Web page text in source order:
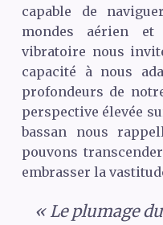
capable de
mondes aérien et
vibratoire nous
capacité à nous
profondeurs de
perspective élevée
bassan nous
pouvons
embrasser la
« Le plumage